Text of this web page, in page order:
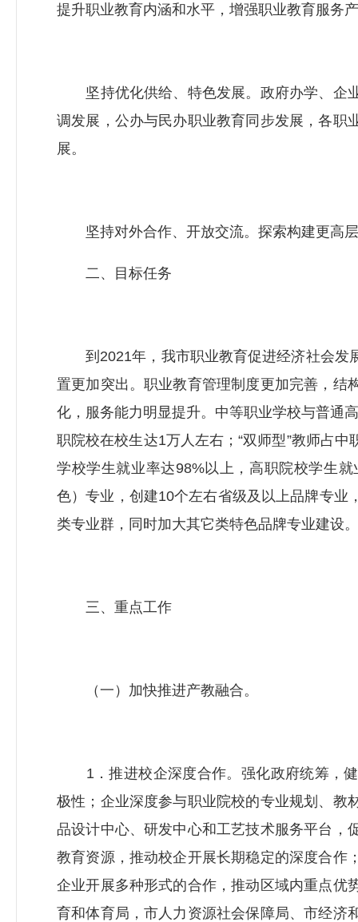
提升职业教育内涵和水平，增强职业教育服务
坚持优化供给、特色发展。政府办学、企
调发展，公办与民办职业教育同步发展，各职
展。
坚持对外合作、开放交流。探索构建更高层
二、目标任务
到2021年，我市职业教育促进经济社会发
置更加突出。职业教育管理制度更加完善，结
化，服务能力明显提升。中等职业学校与普通
职院校在校生达1万人左右；“双师型”教师占
学校学生就业率达98%以上，高职院校学生
色）专业，创建10个左右省级及以上品牌专业
类专业群，同时加大其它类特色品牌专业建设。
三、重点工作
（一）加快推进产教融合。
1．推进校企深度合作。强化政府统筹，健
极性；企业深度参与职业院校的专业规划、教
品设计中心、研发中心和工艺技术服务平台，
教育资源，推动校企开展长期稳定的深度合作
企业开展多种形式的合作，推动区域内重点优
育和体育局，市人力资源社会保障局、市经济